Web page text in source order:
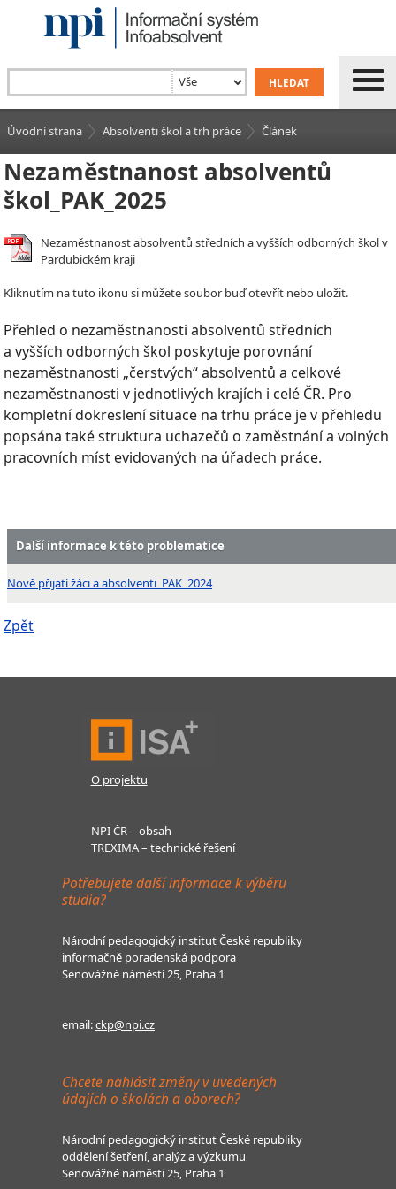
Úvodní strana Absolventi škol a trh práce Článek
Nezaměstnanost absolventů
škol_PAK_2025
Nezaměstnanost absolventů středních a vyšších odborných škol v
Pardubickém kraji
Kliknutím na tuto ikonu si můžete soubor buď otevřít nebo uložit.
Přehled o nezaměstnanosti absolventů středních
a vyšších odborných škol poskytuje porovnání
nezaměstnanosti „čerstvých“ absolventů a celkové
nezaměstnanosti v jednotlivých krajích i celé ČR. Pro
kompletní dokreslení situace na trhu práce je v přehledu
popsána také struktura uchazečů o zaměstnání a volných
pracovních míst evidovaných na úřadech práce.
Další informace k této problematice
Nově přijatí žáci a absolventi_PAK_2024
Zpět
O projektu
NPI ČR – obsah
TREXIMA – technické řešení
Potřebujete další informace k výběru
studia?
Národní pedagogický institut České republiky
informačně poradenská podpora
Senovážné náměstí 25, Praha 1
email:ckp@npi.cz
Chcete nahlásit změny v uvedených
údajích o školách a oborech?
Národní pedagogický institut České republiky
oddělení šetření, analýz a výzkumu
Senovážné náměstí 25, Praha 1